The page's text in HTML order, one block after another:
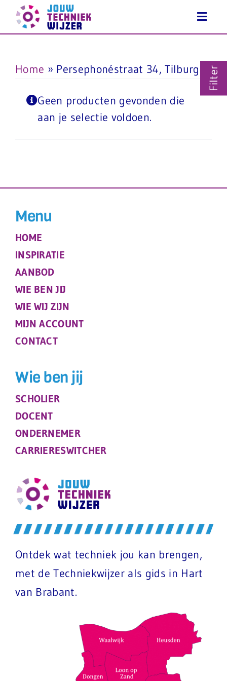
naar
Home » Persephonéstraat 34, Tilburg
Geen producten gevonden die
aan je selectie voldoen.
Menu
HOME
INSPIRATIE
AANBOD
WIE BEN JIJ
WIE WIJ ZIJN
MIJN ACCOUNT
CONTACT
Wie ben jij
SCHOLIER
DOCENT
ONDERNEMER
CARRIERESWITCHER
Ontdek wat techniek jou kan brengen,
met de Techniekwijzer als gids in Hart
van Brabant.
Filter